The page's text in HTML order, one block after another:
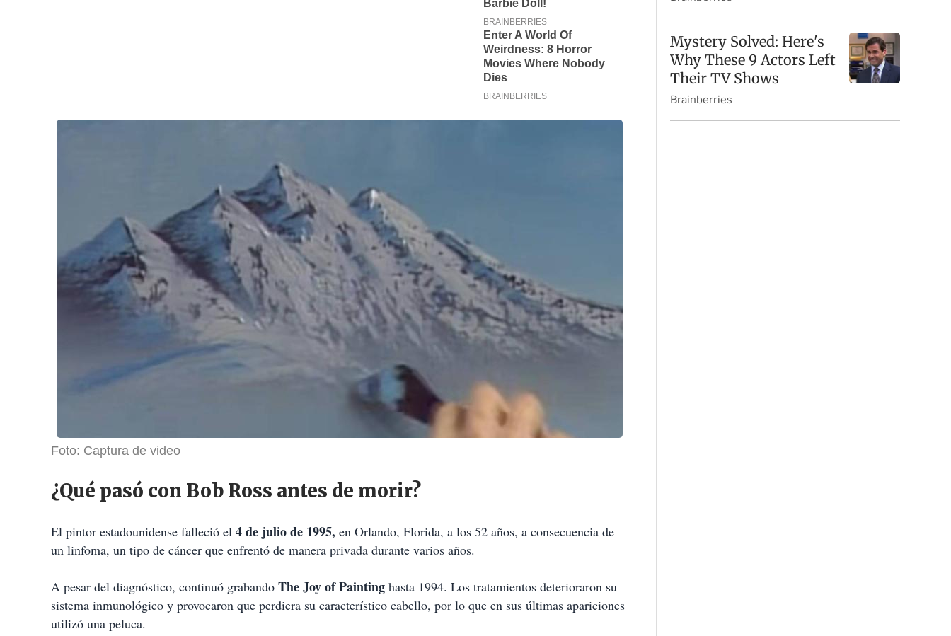
Foto: Captura de video
¿Qué pasó con Bob Ross antes de morir?
El pintor estadounidense falleció el 4 de julio de 1995, en Orlando, Florida, a los 52 años, a consecuencia de
un linfoma, un tipo de cáncer que enfrentó de manera privada durante varios años.
A pesar del diagnóstico, continuó grabando The Joy of Painting hasta 1994. Los tratamientos deterioraron su
sistema inmunológico y provocaron que perdiera su característico cabello, por lo que en sus últimas apariciones
utilizó una peluca.